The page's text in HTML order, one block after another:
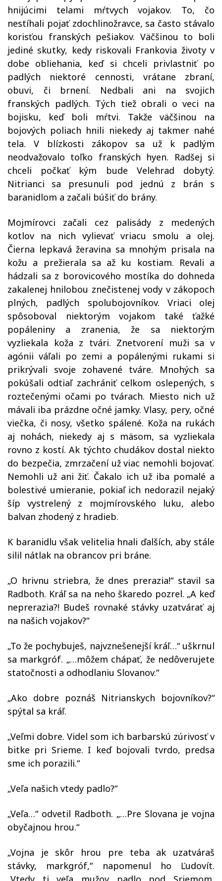
hnijúcimi telami mŕtvych vojakov. To, čo
nestíhali pojať zdochlinožravce, sa často stávalo
korisťou franských pešiakov. Väčšinou to boli
jediné skutky, kedy riskovali Frankovia životy v
dobe obliehania, keď si chceli privlastniť po
padlých niektoré cennosti, vrátane zbraní,
obuvi, či brnení. Nedbali ani na svojich
franských padlých. Tých tiež obrali o veci na
bojisku, keď boli mŕtvi. Takže väčšinou na
bojových poliach hnili niekedy aj takmer nahé
tela. V blízkosti zákopov sa už k padlým
neodvažovalo toľko franských hyen. Radšej si
chceli počkať kým bude Velehrad dobytý.
Nitrianci sa presunuli pod jednú z brán s
baranidlom a začali búšiť do brány.
Mojmírovci začali cez palisády z medených
kotlov na nich vylievať vriacu smolu a olej.
Čierna lepkavá žeravina sa mnohým prisala na
kožu a prežierala sa až ku kostiam. Revali a
hádzali sa z borovicového mostíka do dohneda
zakalenej hnilobou znečistenej vody v zákopoch
plných, padlých spolubojovníkov. Vriaci olej
spôsoboval niektorým vojakom také ťažké
popáleniny a zranenia, že sa niektorým
vyzliekala koža z tvári. Znetvorení muži sa v
agónii váľali po zemi a popálenými rukami si
prikrývali svoje zohavené tváre. Mnohých sa
pokúšali odtiaľ zachrániť celkom oslepených, s
roztečenými očami po tvárach. Miesto nich už
mávali iba prázdne očné jamky. Vlasy, pery, očné
viečka, či nosy, všetko spálené. Koža na rukách
aj nohách, niekedy aj s mäsom, sa vyzliekala
rovno z kostí. Ak týchto chudákov dostal niekto
do bezpečia, zmrzačení už viac nemohli bojovať.
Nemohli už ani žiť. Čakalo ich už iba pomalé a
bolestivé umieranie, pokiaľ ich nedorazil nejaký
šíp vystrelený z mojmírovského luku, alebo
balvan zhodený z hradieb.
K baranidlu však velitelia hnali ďalších, aby stále
silil nátlak na obrancov pri bráne.
„O hrivnu striebra, že dnes prerazia!“ stavil sa
Radboth. Kráľ sa na neho škaredo pozrel. „A keď
neprerazia?! Budeš rovnaké stávky uzatvárať aj
na našich vojakov?“
„To že pochybuješ, najvznešenejší kráľ…“ uškrnul
sa markgróf. „…môžem chápať, že nedôverujete
statočnosti a odhodlaniu Slovanov.“
„Ako dobre poznáš Nitrianskych bojovníkov?“
spýtal sa kráľ.
„Veľmi dobre. Videl som ich barbarskú zúrivosť v
bitke pri Srieme. I keď bojovali tvrdo, predsa
sme ich porazili.“
„Veľa našich vtedy padlo?“
„Veľa…“ odvetil Radboth. „…Pre Slovana je vojna
obyčajnou hrou.“
„Vojna je skôr hrou pre teba ak uzatváraš
stávky, markgróf,“ napomenul ho Ľudovít.